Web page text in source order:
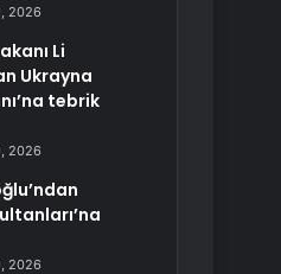
2026
Li
Ukrayna
tebrik
2026
2026